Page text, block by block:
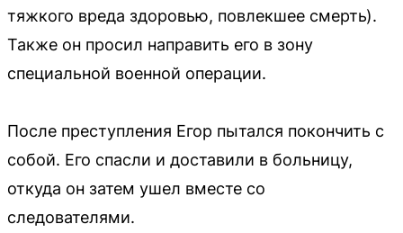
тяжкого вреда здоровью, повлекшее смерть).
Также он просил направить его в зону
специальной военной операции.
После преступления Егор пытался покончить с
собой. Его спасли и доставили в больницу,
откуда он затем ушел вместе со
следователями.